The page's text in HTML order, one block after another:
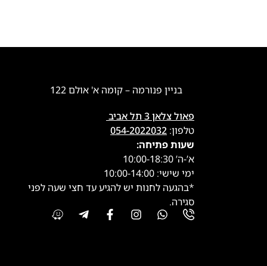
בניין פנורמה – קומה א' אולם 122
פאול צלאן 3 תל אביב
טלפון: 054-2022032
שעות פתיחה:
א’-ה’ 10:00-18:30
ימי שישי: 10:00-14:00
*בהגעה לחנות יש להגיע עד חצי שעה לפני
סגירה.